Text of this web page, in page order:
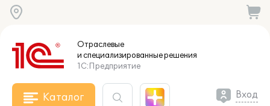
Отраслевые
и специализированныерешения
1С:Предприятие
Каталог Вход